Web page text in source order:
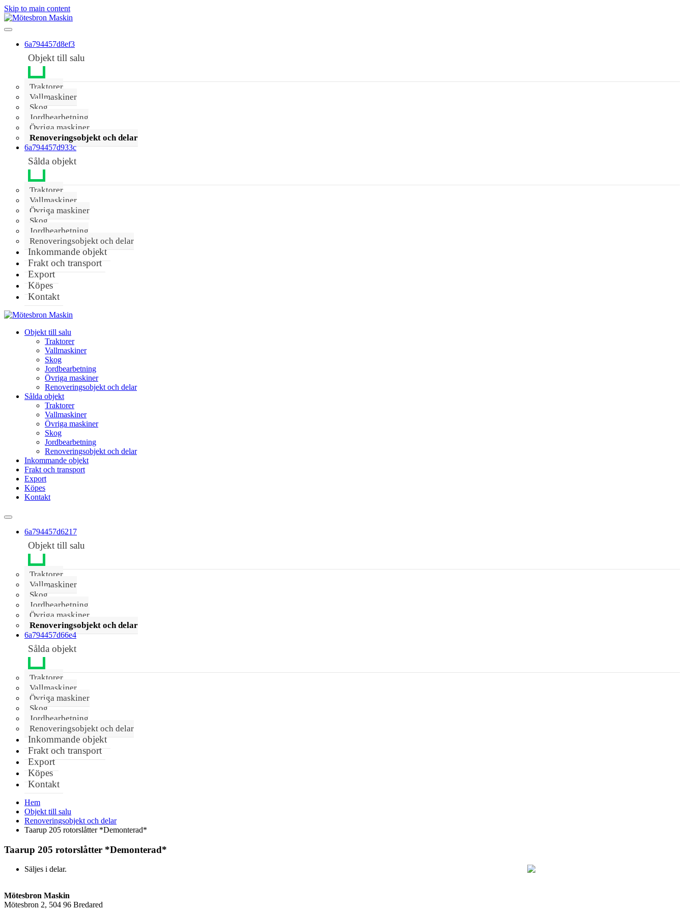
Skip to main content
6a794457d8ef3
Objekt till salu
Traktorer
Vallmaskiner
Skog
Jordbearbetning
Övriga maskiner
Renoveringsobjekt och delar
6a794457d933c
Sålda objekt
Traktorer
Vallmaskiner
Övriga maskiner
Skog
Jordbearbetning
Renoveringsobjekt och delar
Inkommande objekt
Frakt och transport
Export
Köpes
Kontakt
Objekt till salu
Traktorer
Vallmaskiner
Skog
Jordbearbetning
Övriga maskiner
Renoveringsobjekt och delar
Sålda objekt
Traktorer
Vallmaskiner
Övriga maskiner
Skog
Jordbearbetning
Renoveringsobjekt och delar
Inkommande objekt
Frakt och transport
Export
Köpes
Kontakt
6a794457d6217
Objekt till salu
Traktorer
Vallmaskiner
Skog
Jordbearbetning
Övriga maskiner
Renoveringsobjekt och delar
6a794457d66e4
Sålda objekt
Traktorer
Vallmaskiner
Övriga maskiner
Skog
Jordbearbetning
Renoveringsobjekt och delar
Inkommande objekt
Frakt och transport
Export
Köpes
Kontakt
Hem
Objekt till salu
Renoveringsobjekt och delar
Taarup 205 rotorslåtter *Demonterad*
Taarup 205 rotorslåtter *Demonterad*
Säljes i delar.
Mötesbron Maskin
Mötesbron 2, 504 96 Bredared